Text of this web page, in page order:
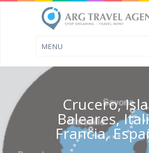
Crucero,
Baleares,
Francia,